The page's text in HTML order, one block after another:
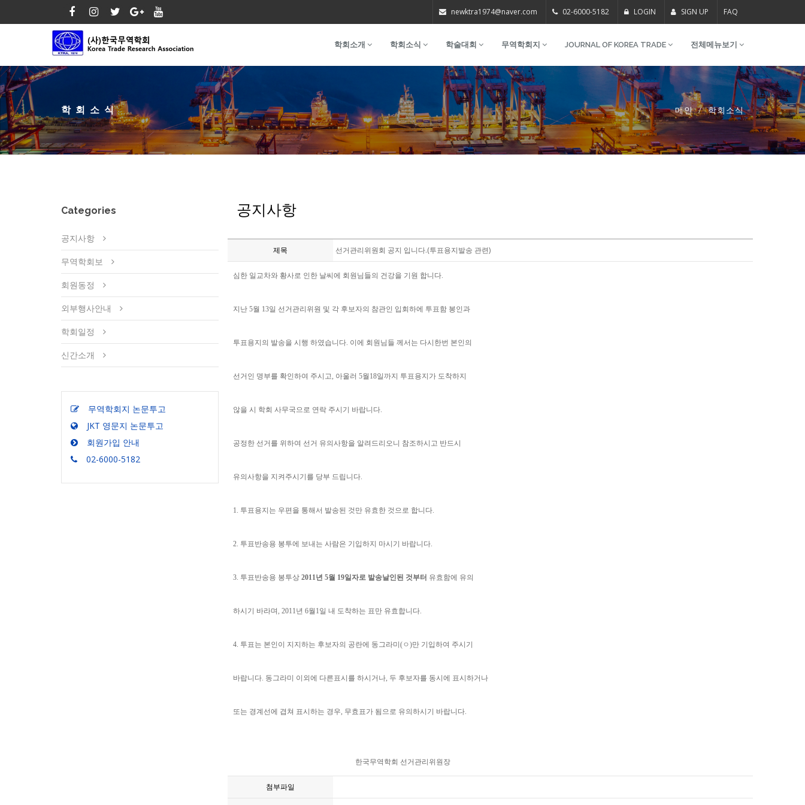
newktra1974@naver.com 02-6000-5182 LOGIN SIGN UP FAQ
학회소개 학회소식 학술대회 무역학회지 JOURNAL OF KOREA TRADE 전체메뉴보기
학회소식 메인 학회소식
Categories
공지사항
무역학회보
회원동정
외부행사안내
학회일정
신간소개
무역학회지 논문투고
JKT 영문지 논문투고
회원가입 안내
02-6000-5182
공지사항
제목 선거관리위원회 공지 입니다.(투표용지발송 관련)
심한 일교차와 황사로 인한 날씨에 회원님들의 건강을 기원 합니다.
지난 5월 13일 선거관리위원 및 각 후보자의 참관인 입회하에 투표함 봉인과
투표용지의 발송을 시행 하였습니다. 이에 회원님들 께서는 다시한번 본인의
선거인 명부를 확인하여 주시고, 아울러 5월18일까지 투표용지가 도착하지
않을 시 학회 사무국으로 연락 주시기 바랍니다.
공정한 선거를 위하여 선거 유의사항을 알려드리오니 참조하시고 반드시
유의사항을 지켜주시기를 당부 드립니다.
1. 투표용지는 우편을 통해서 발송된 것만 유효한 것으로 합니다.
2. 투표반송용 봉투에 보내는 사람은 기입하지 마시기 바랍니다.
3. 투표반송용 봉투상2011년 5월 19일자로 발송날인된 것부터 유효함에 유의
하시기 바라며, 2011년 6월1일 내 도착하는 표만 유효합니다.
4. 투표는 본인이 지지하는 후보자의 공란에 동그라미(ㅇ)만 기입하여 주시기
바랍니다. 동그라미 이외에 다른표시를 하시거나, 두 후보자를 동시에 표시하거나
또는 경계선에 겹쳐 표시하는 경우, 무효표가 됨으로 유의하시기 바랍니다.
한국무역학회 선거관리위원장
첨부파일